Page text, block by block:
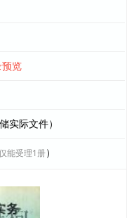
预览
实际文件）
能受理1册）